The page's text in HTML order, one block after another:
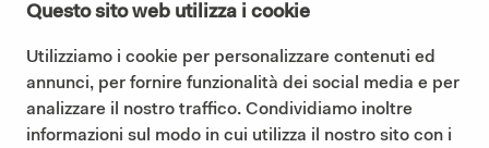
Questo sito web utilizza i cookie
Utilizziamo i cookie per personalizzare contenuti ed
annunci, per fornire funzionalità dei social media e per
analizzare il nostro traffico. Condividiamo inoltre
informazioni sul modo in cui utilizza il nostro sito con i
Acconsento ai termini della Privacy Policy (
Leggi la Privacy Policy)